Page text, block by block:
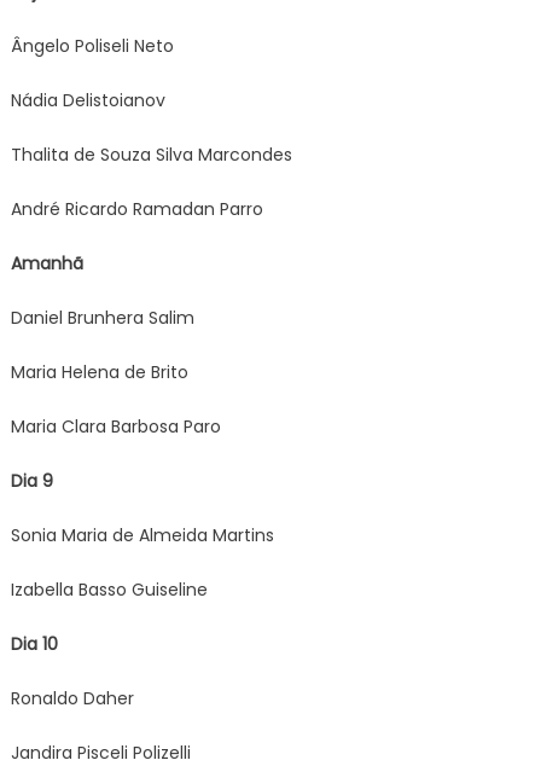
Ângelo Poliseli Neto
Nádia Delistoianov
Thalita de Souza Silva Marcondes
André Ricardo Ramadan Parro
Amanhã
Daniel Brunhera Salim
Maria Helena de Brito
Maria Clara Barbosa Paro
Dia 9
Sonia Maria de Almeida Martins
Izabella Basso Guiseline
Dia 10
Ronaldo Daher
Jandira Pisceli Polizelli